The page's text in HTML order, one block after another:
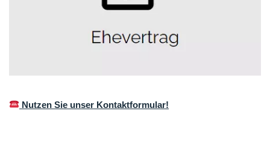
Nutzen Sie unser Kontaktformular!